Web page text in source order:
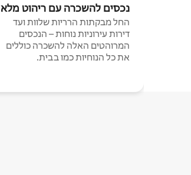
נכסים להשכרה עם ריהוט מלא
החל מבקתות הרריות שלוות ועד
דירות עירוניות נוחות – הנכסים
המרוהטים האלה להשכרה כוללים
את כל הנוחיות כמו בבית.